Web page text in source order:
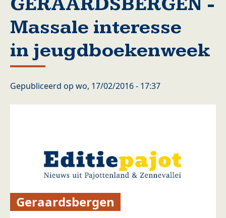
Massale interesse
in jeugdboekenweek
Gepubliceerd op wo, 17/02/2016 - 17:37
Geraardsbergen